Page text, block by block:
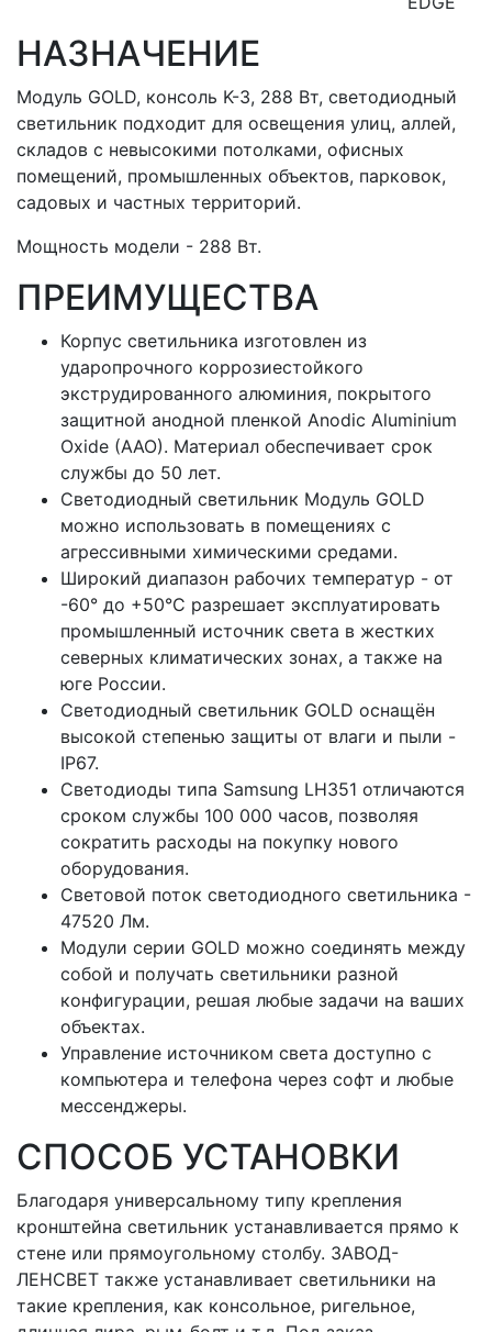
НАЗНАЧЕНИЕ
Модуль GOLD, консоль K-3, 288 Вт, светодиодный
светильник подходит для освещения улиц, аллей,
складов с невысокими потолками, офисных
помещений, промышленных объектов, парковок,
садовых и частных территорий.
Мощность модели - 288 Вт.
ПРЕИМУЩЕСТВА
Корпус светильника изготовлен из
ударопрочного коррозиестойкого
экструдированного алюминия, покрытого
защитной анодной пленкой Anodic Aluminium
Oxide (AAO). Материал обеспечивает срок
службы до 50 лет.
Светодиодный светильник Модуль GOLD
можно использовать в помещениях с
агрессивными химическими средами.
Широкий диапазон рабочих температур - от
-60° до +50°С разрешает эксплуатировать
промышленный источник света в жестких
северных климатических зонах, а также на
юге России.
Светодиодный светильник GOLD оснащён
высокой степенью защиты от влаги и пыли -
IP67.
Светодиоды типа Samsung LH351 отличаются
сроком службы 100 000 часов, позволяя
сократить расходы на покупку нового
оборудования.
Световой поток светодиодного светильника -
47520 Лм.
Модули серии GOLD можно соединять между
собой и получать светильники разной
конфигурации, решая любые задачи на ваших
объектах.
Управление источником света доступно с
компьютера и телефона через софт и любые
мессенджеры.
СПОСОБ УСТАНОВКИ
Благодаря универсальному типу крепления
кронштейна светильник устанавливается прямо к
стене или прямоугольному столбу. ЗАВОД-
ЛЕНСВЕТ также устанавливает светильники на
такие крепления, как консольное, ригельное,